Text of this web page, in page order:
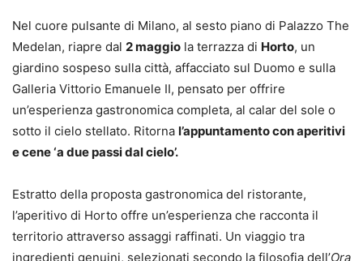
Nel cuore pulsante di Milano, al sesto piano di Palazzo The
Medelan, riapre dal 2 maggio la terrazza di Horto, un
giardino sospeso sulla città, affacciato sul Duomo e sulla
Galleria Vittorio Emanuele II, pensato per offrire
un’esperienza gastronomica completa, al calar del sole o
sotto il cielo stellato. Ritorna l’appuntamento con aperitivi
e cene ‘a due passi dal cielo’.
Estratto della proposta gastronomica del ristorante,
l’aperitivo di Horto offre un’esperienza che racconta il
territorio attraverso assaggi raffinati. Un viaggio tra
ingredienti genuini, selezionati secondo la filosofia dell’Ora